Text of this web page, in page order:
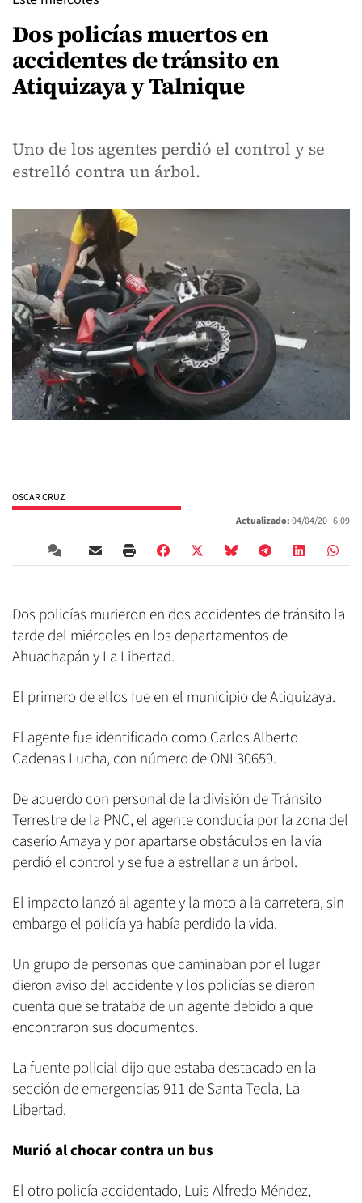
Dos policías muertos en
accidentes de tránsito en
Atiquizaya y Talnique
Uno de los agentes perdió el control y se
estrelló contra un árbol.
OSCAR CRUZ
Actualizado:04/04/20 |6:09
Dos policías murieron en dos accidentes de tránsito la
tarde del miércoles en los departamentos de
Ahuachapán y La Libertad.
El primero de ellos fue en el municipio de Atiquizaya.
El agente fue identificado como Carlos Alberto
Cadenas Lucha, con número de ONI 30659.
De acuerdo con personal de la división de Tránsito
Terrestre de la PNC, el agente conducía por la zona del
caserío Amaya y por apartarse obstáculos en la vía
perdió el control y se fue a estrellar a un árbol.
El impacto lanzó al agente y la moto a la carretera, sin
embargo el policía ya había perdido la vida.
Un grupo de personas que caminaban por el lugar
dieron aviso del accidente y los policías se dieron
cuenta que se trataba de un agente debido a que
encontraron sus documentos.
La fuente policial dijo que estaba destacado en la
sección de emergencias 911 de Santa Tecla, La
Libertad.
Murió al chocar contra un bus
El otro policía accidentado, Luis Alfredo Méndez,